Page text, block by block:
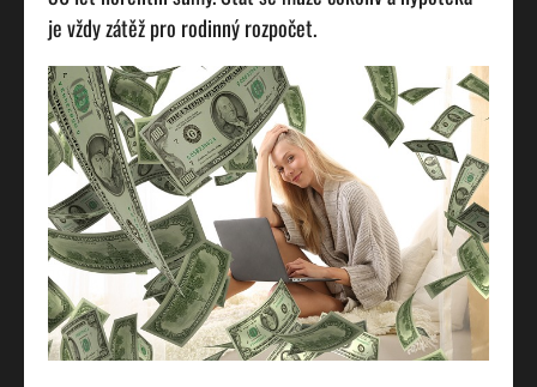
je vždy zátěž pro rodinný rozpočet.